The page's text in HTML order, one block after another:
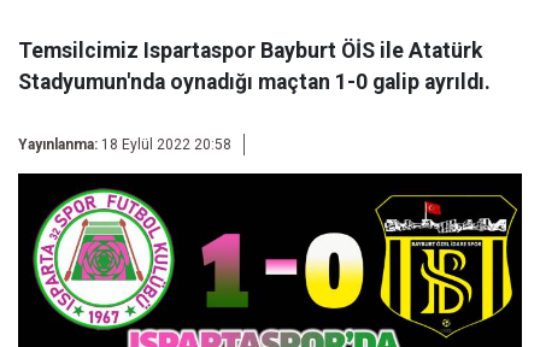
Temsilcimiz Ispartaspor Bayburt ÖİS ile Atatürk
Stadyumun'nda oynadığı maçtan 1-0 galip ayrıldı.
Yayınlanma: 18 Eylül 2022 20:58